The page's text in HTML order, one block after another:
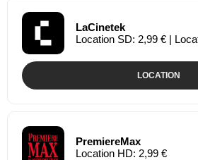
LaCinetek
Location SD: 2,99 € |
LOCATION
PremiereMax
Location HD: 2,99 €